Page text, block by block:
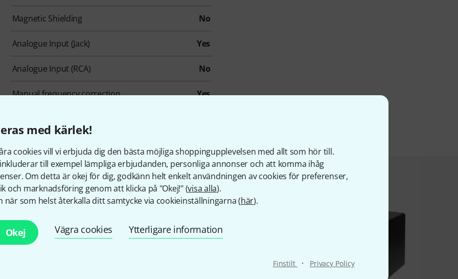
med kärlek!
cookies vill vi erbjuda dig den bästa möjliga shoppingupplevelsen med allt som hör till.
till exempel lämpliga erbjudanden, personliga annonser och att komma ihåg
Om detta är okej för dig, godkänn helt enkelt användningen av cookies för preferenser,
och marknadsföring genom att klicka på "Okej!" (visa alla).
när som helst återkalla ditt samtycke via cookieinställningarna (här).
Okej Vägra cookies Ytterligare information
Finstilt · Privacy Policy
Magnetic Shielding No
Analogue Input (Jack) Yes
Analogue Input (RCA) No
Manual frequency correction Yes
som tittade på denna produkt köpte